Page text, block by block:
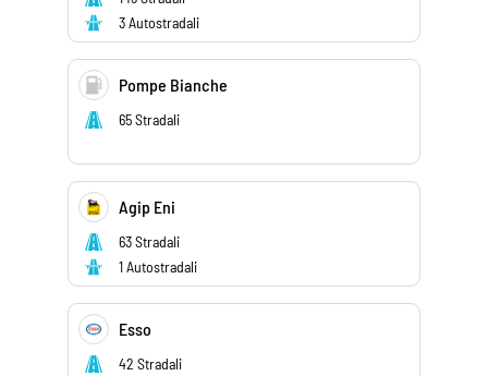
3 Autostradali
Pompe Bianche
65 Stradali
Agip Eni
63 Stradali
1 Autostradali
Esso
42 Stradali